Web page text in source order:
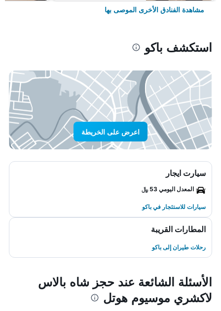
مشاهدة الفنادق الأخرى الموصى بها
استكشف باكو
اعرض على الخريطة
سيارت ايجار
المعدل اليومي 53 ﷼
سيارات للاستئجار في باكو
المطارات القريبة
رحلات طيران إلى باكو
الأسئلة الشائعة عند حجز شاه بالاس
لاكشري موسيوم هوتل